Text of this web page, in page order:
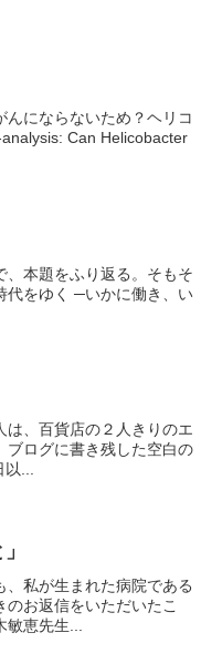
にならないため？ヘリコ
Can Helicobacter
、本題をふり返る。そもそ
代をゆく ─いかに働き、い
は、百貨店の２人きりのエ
ログに書き残した空白の
...
私が生まれた病院である
お返信をいただいたこ
恵先生...